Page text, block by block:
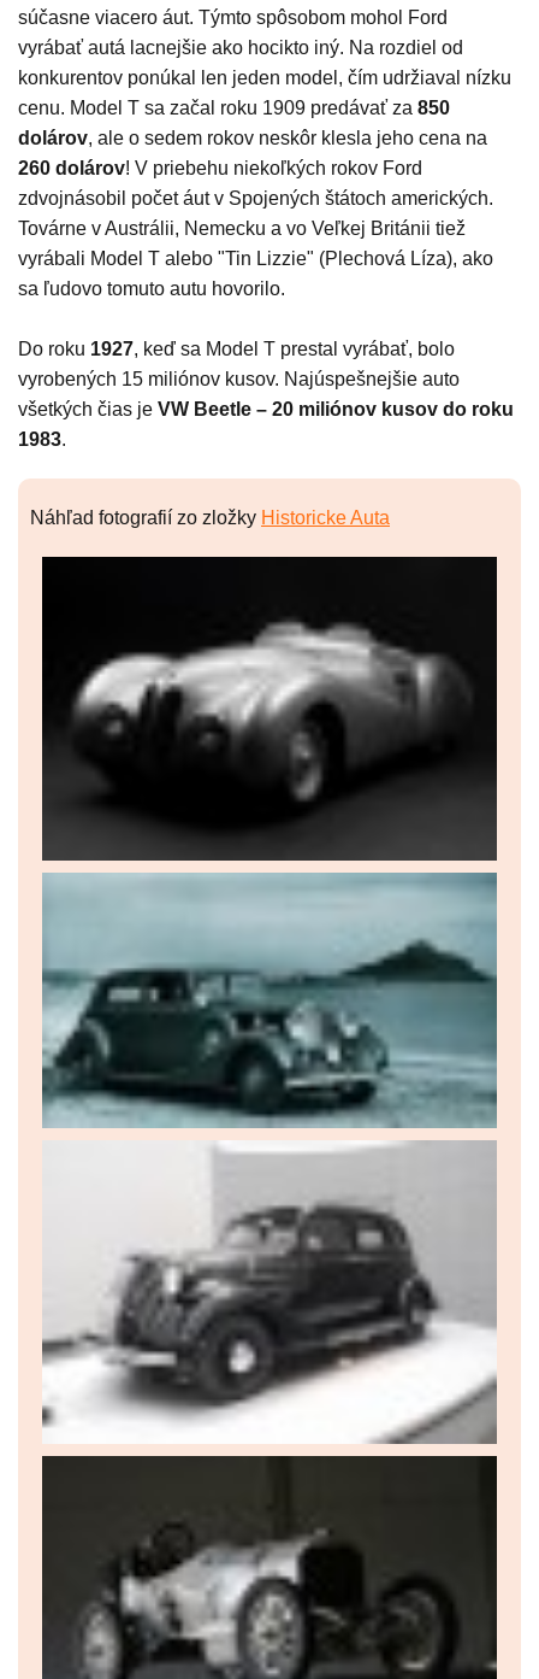
súčasne viacero áut. Týmto spôsobom mohol Ford
vyrábať autá lacnejšie ako hocikto iný. Na rozdiel od
konkurentov ponúkal len jeden model, čím udržiaval nízku
cenu. Model T sa začal roku 1909 predávať za 850
dolárov, ale o sedem rokov neskôr klesla jeho cena na
260 dolárov! V priebehu niekoľkých rokov Ford
zdvojnásobil počet áut v Spojených štátoch amerických.
Továrne v Austrálii, Nemecku a vo Veľkej Británii tiež
vyrábali Model T alebo "Tin Lizzie" (Plechová Líza), ako
sa ľudovo tomuto autu hovorilo.
Do roku 1927, keď sa Model T prestal vyrábať, bolo
vyrobených 15 miliónov kusov. Najúspešnejšie auto
všetkých čias je VW Beetle – 20 miliónov kusov do roku
1983.
Náhľad fotografií zo zložky Historicke Auta